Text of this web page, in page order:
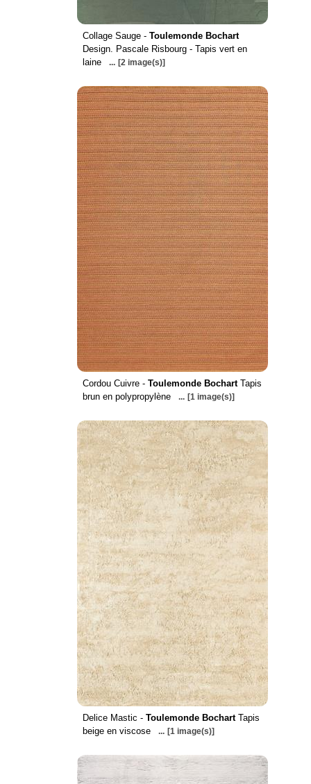
Collage Sauge - Toulemonde Bochart
Design. Pascale Risbourg - Tapis vert en
laine
... [2 image(s)]
Cordou Cuivre - Toulemonde BochartTapis
brun en polypropylène
... [1 image(s)]
Delice Mastic - Toulemonde BochartTapis
beige en viscose
... [1 image(s)]